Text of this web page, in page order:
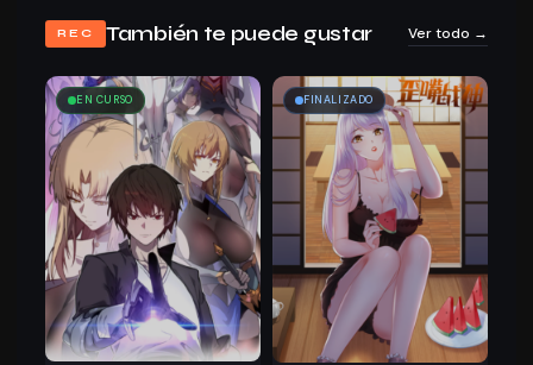
REC También te puede gustar Ver todo →
EN CURSO FINALIZADO